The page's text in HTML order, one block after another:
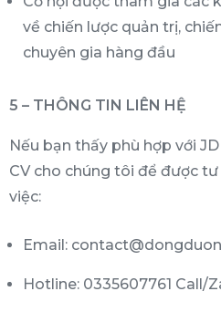
về chiến lược quản trị,
chuyên gia hàng đầu
5 – THÔNG TIN LIÊN HỆ
Nếu bạn thấy phù hợp với
CV cho chúng tôi để được
việc:
Email:
Hotline: 0335607761 Call/